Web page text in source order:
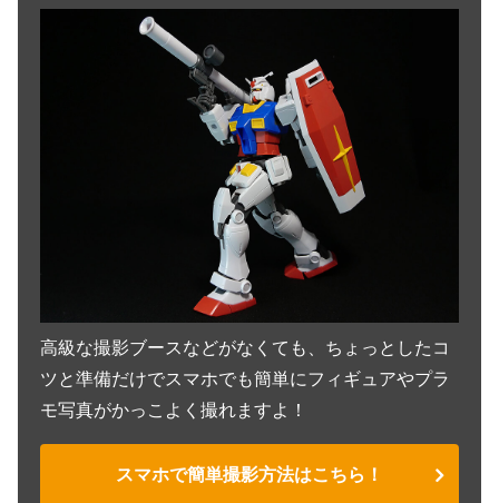
高級な撮影ブースなどがなくても、ちょっとしたコ
ツと準備だけでスマホでも簡単にフィギュアやプラ
モ写真がかっこよく撮れますよ！
スマホで簡単撮影方法はこちら！